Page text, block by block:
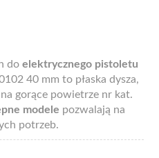
do elektrycznego pistoletu
40 mm to płaska dysza,
gorące powietrze nr kat.
modele pozwalają na
potrzeb.